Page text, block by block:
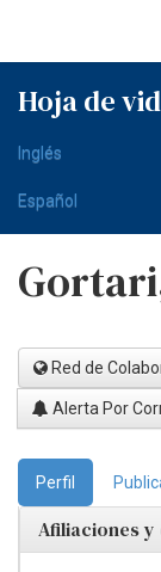
Hoja de
Inglés
Español
Red de
Alerta Por
Perfil
Afiliaciones